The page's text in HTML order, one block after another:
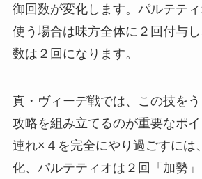
御回数が変化します。パルテテ
使う場合は味方全体に２回付与
数は２回になります。
真・ヴィーデ戦では、この技を
攻略を組み立てるのが重要なポ
連れ×４を完全にやり過ごすには
化、パルテティオは２回「加勢